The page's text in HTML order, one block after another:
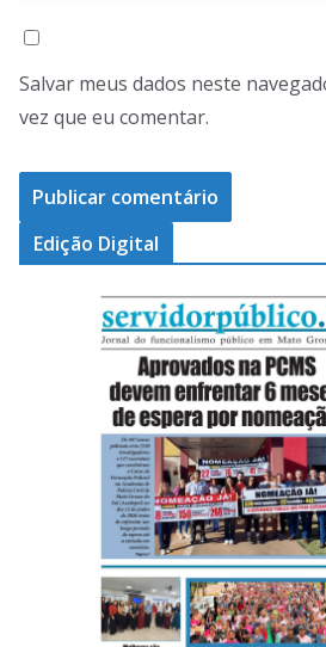
Salvar meus dados neste
vez que eu comentar.
Edição Digital